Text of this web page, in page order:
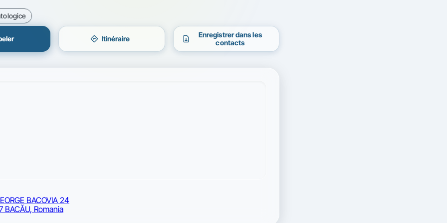
directions Itinéraire contact_page
Enregistrer dans les
contacts
BACOVIA 24
BACĂU, Romania